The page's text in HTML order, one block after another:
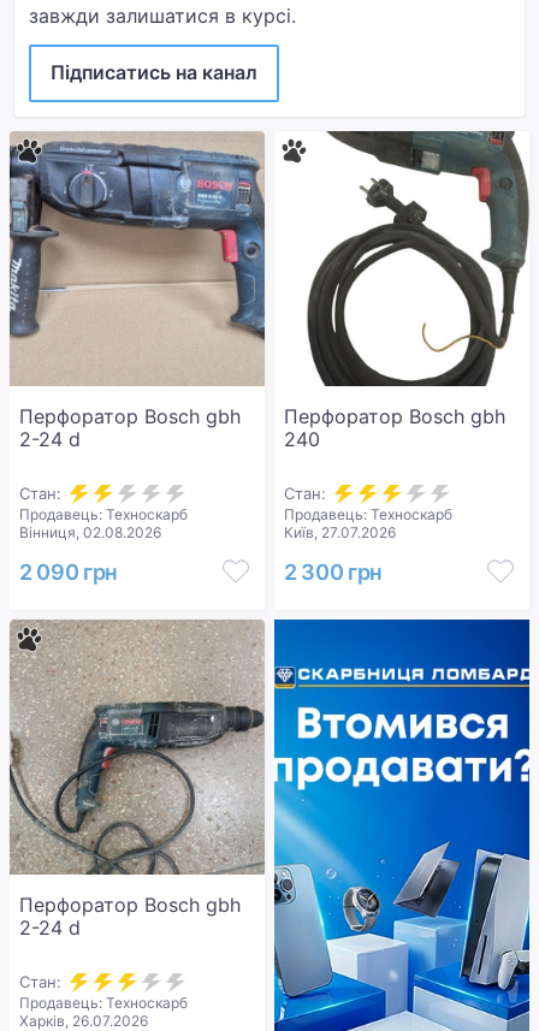
Перфоратор Bosch gbh
2-24 d
Стан:
Продавець: Техноскарб
Вінниця, 02.08.2026
2 090 грн
Перфоратор Bosch gbh
240
Стан:
Продавець: Техноскарб
Київ, 27.07.2026
2 300 грн
Перфоратор Bosch gbh
2-24 d
Стан:
Продавець: Техноскарб
Харків, 26.07.2026
завжди залишатися в курсі.
Підписатись на канал